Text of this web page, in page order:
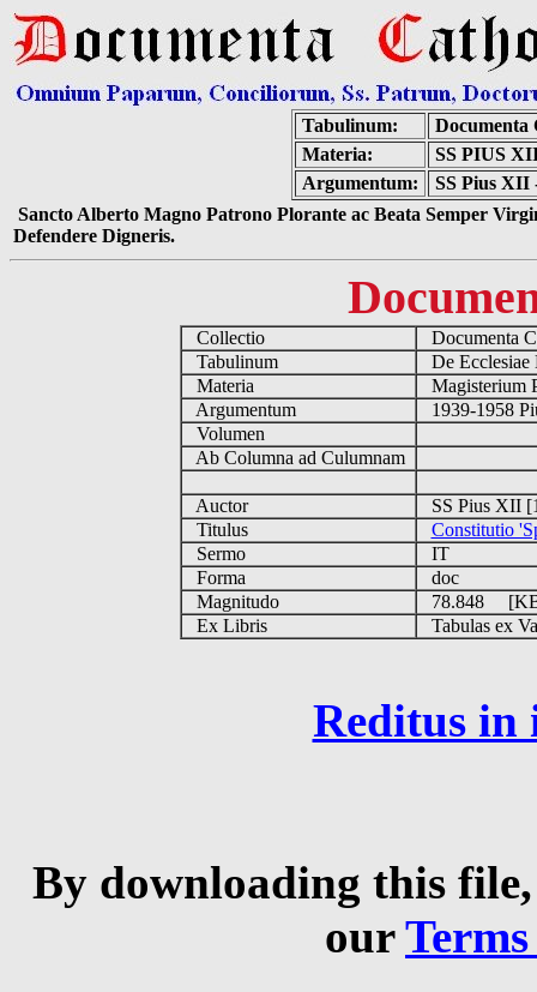
Tabulinum:
Documenta
Materia:
SS PIUS
Argumentum:
SS Pius XII
Sancto Alberto Magno Patrono Plorante ac Beata Semper
Defendere Digneris.
Collectio
Documenta
Tabulinum
De
Materia
Magisterium
Argumentum
1939-1958
Volumen
Ab Columna ad Culumnam
Auctor
SS Pius XII
Titulus
Constitutio
Sermo
IT
Forma
doc
Magnitudo
78.848
Ex Libris
Tabulas ex
Reditus in
By downloading this
our